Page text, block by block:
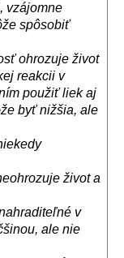
, vzájomne
že spôsobiť
ohrozuje život
reakcii v
ím použiť liek aj
že byť nižšia, ale
život a
é v
ale nie